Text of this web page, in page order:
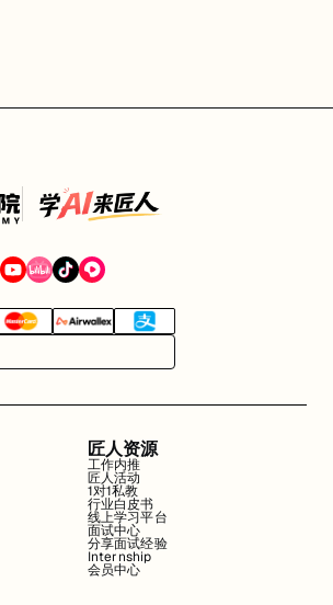
匠人资源
工作内推
匠人活动
1对1私教
行业白皮书
线上学习平台
面试中心
分享面试经验
Internship
会员中心